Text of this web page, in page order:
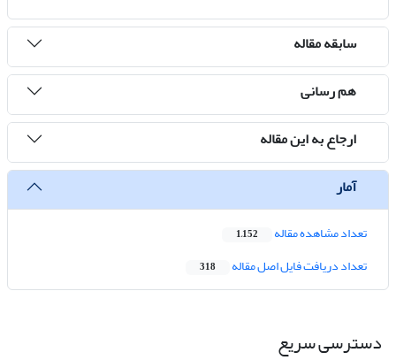
سابقه مقاله
هم رسانی
ارجاع به این مقاله
آمار
تعداد مشاهده مقاله 1,152
تعداد دریافت فایل اصل مقاله 318
دسترسی سریع